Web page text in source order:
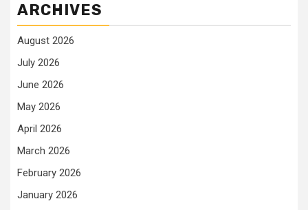
ARCHIVES
August 2026
July 2026
June 2026
May 2026
April 2026
March 2026
February 2026
January 2026